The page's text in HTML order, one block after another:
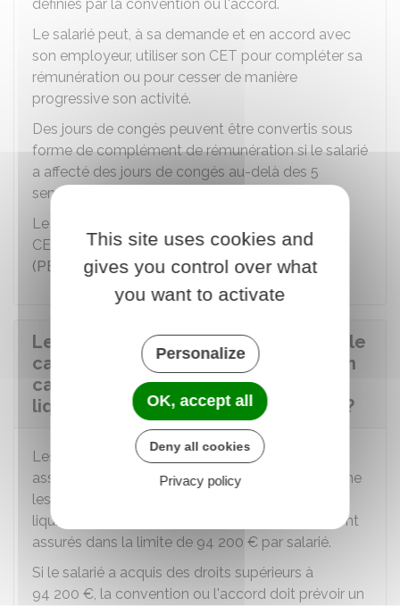
définies par la convention ou l'accord.
Le salarié peut, à sa demande et en accord avec
son employeur, utiliser son CET pour compléter sa
rémunération ou pour cesser de manière
progressive son activité.
Des jours de congés peuvent être convertis sous
forme de complément de rémunération si le salarié
a affecté des jours de congés au-delà des 5
semaines de congés annuels.
Le salarié peut utiliser les sommes issues de son
CET pour alimenter sonplan d'épargne retraite
(PER)
Les droits acquis par le salarié dans le
cadre d'un CET sont-ils conservés en
cas de redressement ou de
liquidation judiciaire de l'entreprise ?
Les droits acquis dans le cadre d'un CET sont
assurés contre le risque de non paiement (comme
les salaires) en cas de redressement ou de
liquidation judiciaire de l'entreprise. Les droits sont
assurés dans la limite de 94 200 € par salarié.
Si le salarié a acquis des droits supérieurs à
94 200 €, la convention ou l'accord doit prévoir un
This site uses cookies and
gives you control over what
you want to activate
Personalize
OK, accept all
Deny all cookies
Privacy policy